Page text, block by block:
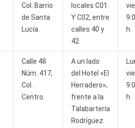
Col. Barrio
de Santa
Lucía.
locales C01
Y C02, entre
calles 40 y
42.
h.
Calle 48
Núm. 417,
Col.
Centro.
A un lado
del Hotel «El
Herradero»,
frente a la
Talabartería
Rodríguez.
h.